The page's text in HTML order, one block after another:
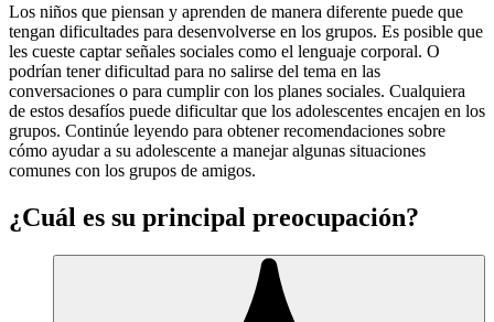
Los niños que piensan y aprenden de manera diferente puede que
tengan dificultades para desenvolverse en los grupos. Es posible que
les cueste captar señales sociales como el lenguaje corporal. O
podrían tener dificultad para no salirse del tema en las
conversaciones o para cumplir con los planes sociales. Cualquiera
de estos desafíos puede dificultar que los adolescentes encajen en los
grupos. Continúe leyendo para obtener recomendaciones sobre
cómo ayudar a su adolescente a manejar algunas situaciones
comunes con los grupos de amigos.
¿Cuál es su principal preocupación?